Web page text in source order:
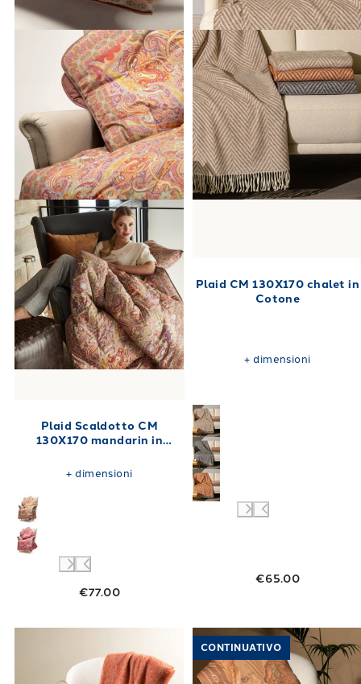
generoso
plaid matrimoniale, avrai sempre la certezza di
trovare la dimensione perfetta per avvolgere e proteggere i
tuoi momenti di riposo. Perché scegliere la qualità Caleffi
per i tuoi momenti di relax
Acquistare sul nostro store
significa affidarsi a una lunga e consolidata tradizione di
eccellenza nel settore del tessile per la casa. La nostra
costante attenzione ai dettagli e la cura sartoriale nella
lavorazione ti assicurano prodotti durevoli, sicuri per tutta la
famiglia e sempre in linea con le ultime tendenze dell'home
decor. Navigando comodamente nel nostro shop, potrai
scoprire un'ampia e variegata gamma dicoperte e plaid
altissima qualità, sempre proposti a prezzi altamente
competitivi. Affidandoti a Caleffi, godrai di un'esperienza
d'acquisto online semplice, sicura e intuitiva, che ti permetterà
di ricevere il tuo nuovo accessorio di comfort direttamente a
casa tua in pochissimo tempo.
Plaid Scaldotto CM
130X170 mandarin in
€77.00
+dimensioni
Plaid CM 130X170 chalet in
Cotone
€65.00
+dimensioni
Plaid CM 130X170 courmayeur in
Link to "
CONTINUATIVO